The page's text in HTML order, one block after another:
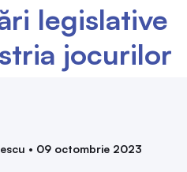
legislative
jocurilor
• 09 octombrie 2023